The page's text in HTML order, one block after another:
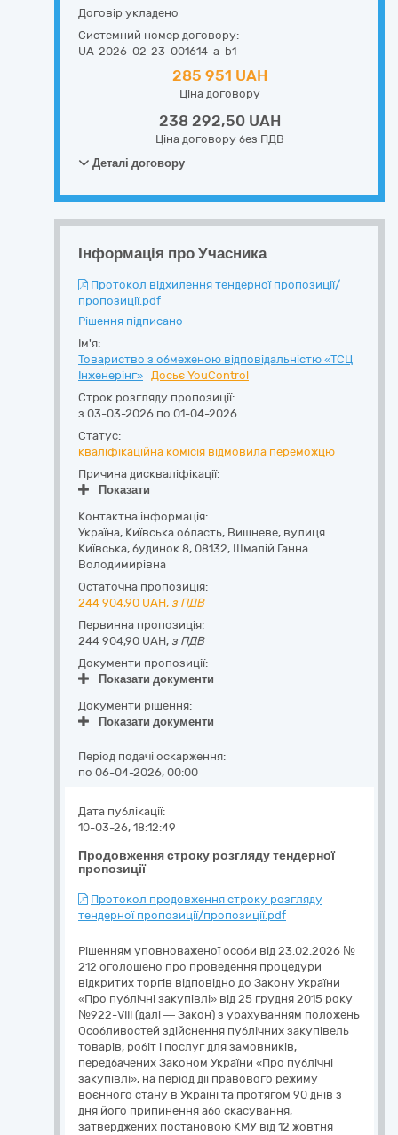
Договір укладено
Системний номер договору:
UA-2026-02-23-001614-a-b1
285 951 UAH
Ціна договору
238 292,50 UAH
Ціна договору без ПДВ
Деталі договору
Інформація про Учасника
Протокол відхилення тендерної пропозиції/
пропозиції.pdf
Рішення підписано
Ім'я:
Товариство з обмеженою відповідальністю «ТСЦ
Інженерінг» Досьє YouControl
Строк розгляду пропозиції:
з 03-03-2026 по 01-04-2026
Статус:
кваліфікаційна комісія відмовила переможцю
Причина дискваліфікації:
Показати
Контактна інформація:
Україна, Київська область, Вишневе, вулиця
Київська, будинок 8, 08132, Шмалій Ганна
Володимирівна
Остаточна пропозиція:
244 904,90 UAH, з ПДВ
Первинна пропозиція:
244 904,90 UAH, з ПДВ
Документи пропозиції:
Показати документи
Документи рішення:
Показати документи
Період подачі оскарження:
по 06-04-2026, 00:00
Продовження строку розгляду тендерної
пропозиції
Дата публікації:
10-03-26, 18:12:49
Протокол продовження строку розгляду
тендерної пропозиції/пропозиції.pdf
Рішенням уповноваженої особи від 23.02.2026 №
212 оголошено про проведення процедури
відкритих торгів відповідно до Закону України
«Про публічні закупівлі» від 25 грудня 2015 року
№922-VIII (далі — Закон) з урахуванням положень
Особливостей здійснення публічних закупівель
товарів, робіт і послуг для замовників,
передбачених Законом України «Про публічні
закупівлі», на період дії правового режиму
воєнного стану в Україні та протягом 90 днів з
дня його припинення або скасування,
затверджених постановою КМУ від 12 жовтня